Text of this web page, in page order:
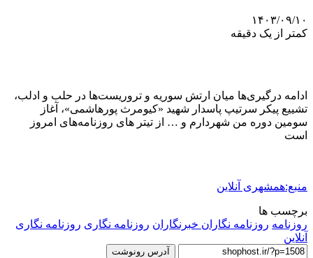
۱۴۰۳/۰۹/۱۰
کمتر از یک دقیقه
ادامه درگیری‌ها میان ارتش سوریه و تروریست‌ها در حلب‌ و ادلب،
تشییع پیکر سرتیپ پاسدار شهید «کیومرث پورهاشمی»، آغاز
سومین دوره من شهردارم و … از تیتر ‌های روزنامه‌های امروز
است
منبع:همشهری آنلاین
برچسب ها
روزنامه روزنامه نگاران خبرنگاران روزنامه‌ نگاری روزنامه نگاری
آنلاین
آدرس رونوشت